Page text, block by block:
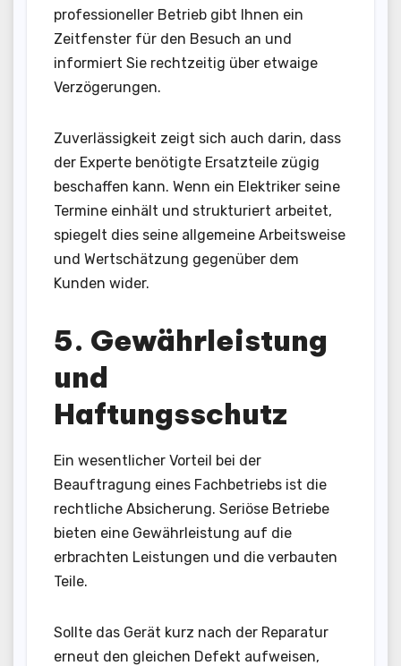
professioneller Betrieb gibt Ihnen ein
Zeitfenster für den Besuch an und
informiert Sie rechtzeitig über etwaige
Verzögerungen.
Zuverlässigkeit zeigt sich auch darin, dass
der Experte benötigte Ersatzteile zügig
beschaffen kann. Wenn ein Elektriker seine
Termine einhält und strukturiert arbeitet,
spiegelt dies seine allgemeine Arbeitsweise
und Wertschätzung gegenüber dem
Kunden wider.
5. Gewährleistung
und
Haftungsschutz
Ein wesentlicher Vorteil bei der
Beauftragung eines Fachbetriebs ist die
rechtliche Absicherung. Seriöse Betriebe
bieten eine Gewährleistung auf die
erbrachten Leistungen und die verbauten
Teile.
Sollte das Gerät kurz nach der Reparatur
erneut den gleichen Defekt aufweisen,